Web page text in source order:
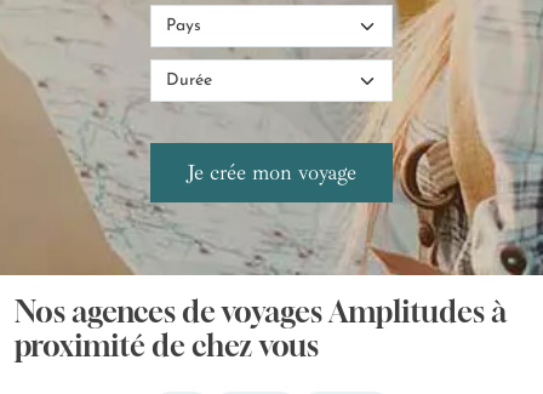
Nos agences de voyages Amplitudes à
proximité de chez vous